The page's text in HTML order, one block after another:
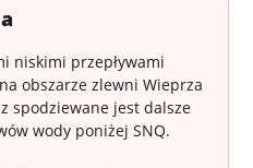
niskimi przepływami
obszarze zlewni Wieprza
spodziewane jest dalsze
wody poniżej SNQ.